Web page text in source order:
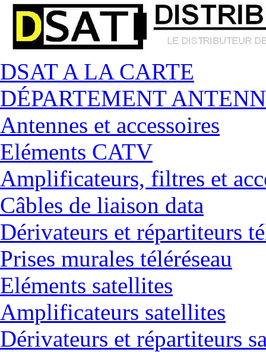
DSAT A LA CARTE
DÉPARTEMENT
Antennes et accessoires
Eléments CATV
Amplificateurs, filtres et
Câbles de liaison data
Dérivateurs et répartiteurs
Prises murales téléréseau
Eléments satellites
Amplificateurs satellites
Dérivateurs et répartiteurs